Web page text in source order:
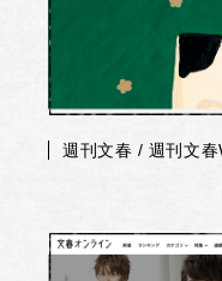
週刊文春 / 週刊文春